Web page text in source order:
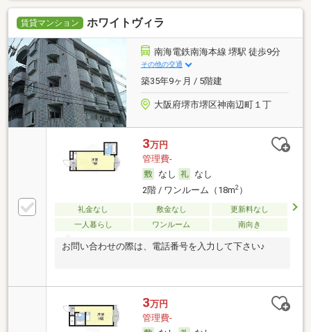
賃貸マンション ホワイトヴィラ
南海電鉄南海本線 堺駅 徒歩9分
その他の交通
築35年9ヶ月 / 5階建
大阪府堺市堺区神南辺町１丁
3万円
管理費-
なし
なし
2階 / ワンルーム（18m2）
礼金なし 敷金なし
更新料なし
一人暮らし
ワンルーム 南向き
お問い合わせの際は、電話番号を入力して下さい♪
3万円
管理費-